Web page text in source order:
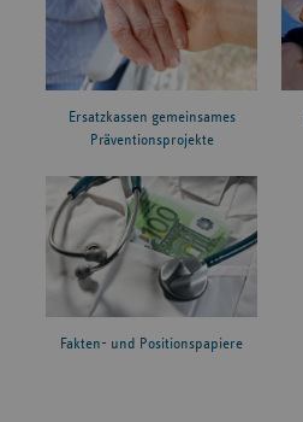
Ersatzkassen gemeinsames
Präventionsprojekte
Fakten- und Positionspapiere